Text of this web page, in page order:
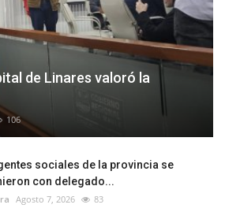
de Linares valoró la
106
sociales de la provincia se
con delegado...
Agosto 7, 2026 83